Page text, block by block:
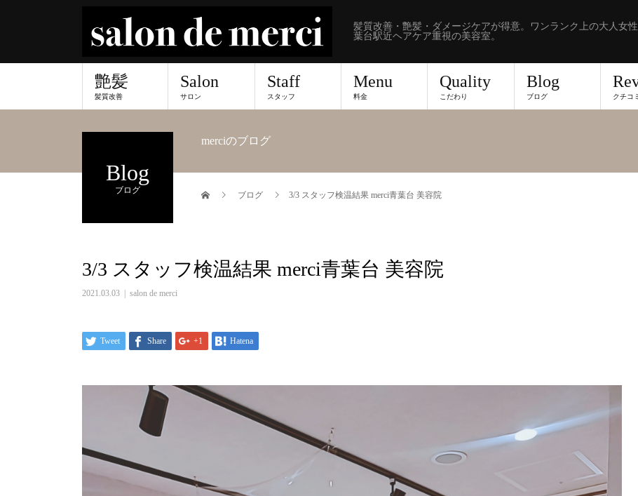
髪質改善・艶髪・ダメージケアが得意。ワンランク上の大人女
葉台駅近ヘアケア重視の美容室。
艶髪
髪質改善
Salon
サロン
Staff
スタッフ
Menu
料金
Quality
こだわり
Blog
ブログ クチコミ
Blog
ブログ
merciのブログ
ブログ 3/3 スタッフ検温結果 merci青葉台 美容院
3/3 スタッフ検温結果 merci青葉台 美容院
2021.03.03 salon de merci
Tweet Share +1 Hatena